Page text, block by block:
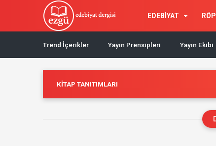
EDEBİYAT
Trend İçerikler Yayın Prensipleri Yayın Ekibi
KITAP TANITIMLARI